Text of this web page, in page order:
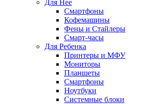
Для Нее
Смартфоны
Кофемашины
Фены и Стайлеры
Смарт-часы
Для Ребенка
Принтеры и МФУ
Мониторы
Планшеты
Смартфоны
Ноутбуки
Системные блоки